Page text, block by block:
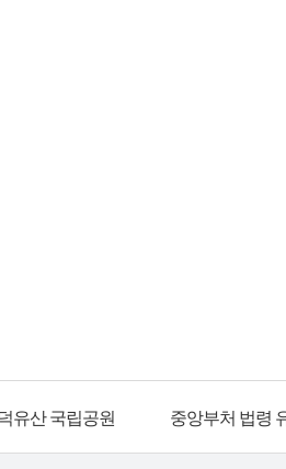
유산 국립공원 중앙부처 법령